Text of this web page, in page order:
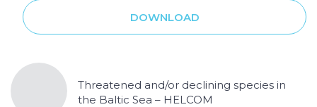
DOWNLOAD
Threatened and/or declining species in
the Baltic Sea – HELCOM